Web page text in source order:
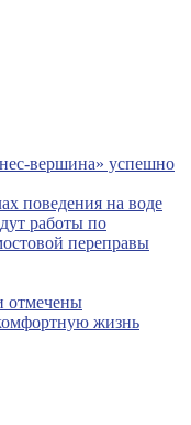
успешно
поведения на воде
работы по
переправы
отмечены
жизнь